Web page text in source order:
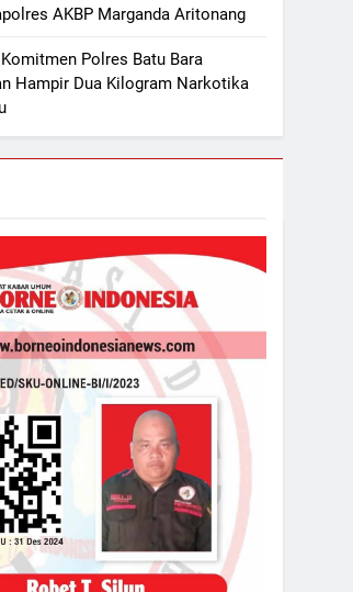
AKBP Marganda Aritonang
Polres Batu Bara
Hampir Dua Kilogram Narkotika